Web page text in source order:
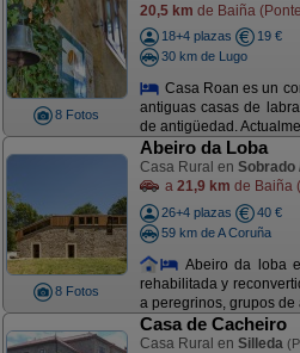
8 Fotos
20,5 km de Baiña
18+4 plazas
19 €
30 km de Lugo
Casa Roan es un
antiguas casas de
de antigüedad.
8 Fotos
Abeiro da Loba
Casa Rural en Sobrado
a 21,9 km de Baiña
26+4 plazas
40 €
59 km de A Coruña
Abeiro da loba
rehabilitada y
a peregrinos, grupos de
Casa de Cacheiro
Casa Rural en Silleda